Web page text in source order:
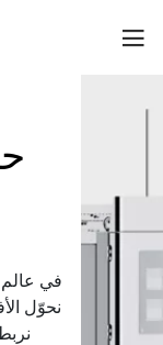
في عالم
نحوّل